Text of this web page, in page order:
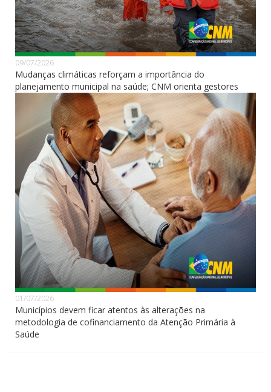
09/07/2026
Mudanças climáticas reforçam a importância do
planejamento municipal na saúde; CNM orienta gestores
01/07/2026
Municípios devem ficar atentos às alterações na
metodologia de cofinanciamento da Atenção Primária à
Saúde